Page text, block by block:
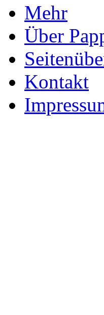
Mehr
Über
Kontakt